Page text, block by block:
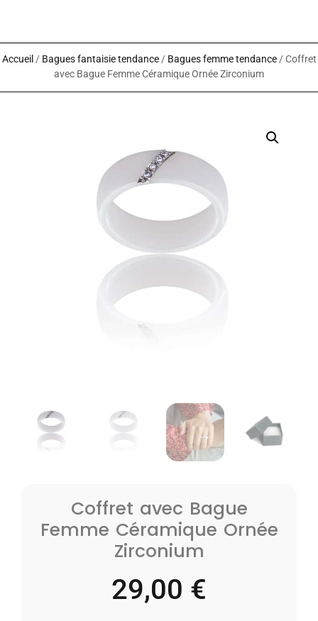
Accueil / Bagues fantaisie tendance/ Bagues femme tendance/ Coffret
avec Bague Femme Céramique Ornée Zirconium
Coffret avec Bague
Femme Céramique Ornée
Zirconium
29,00 €